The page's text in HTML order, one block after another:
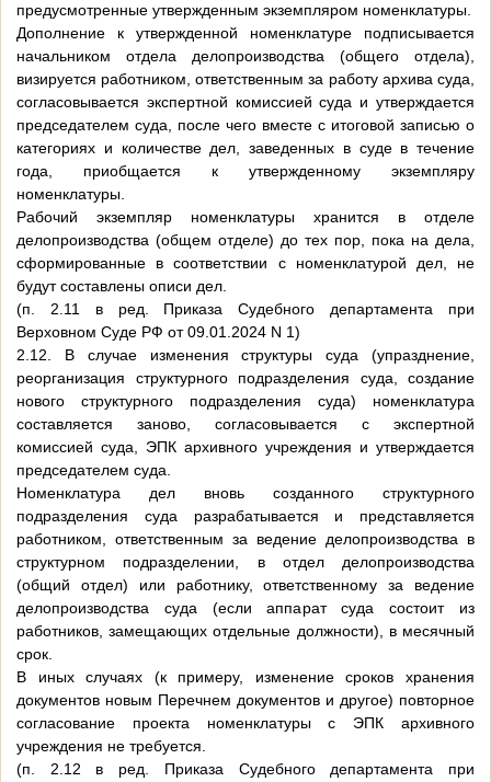
предусмотренные утвержденным экземпляром номенклатуры.
Дополнение к утвержденной номенклатуре подписывается
начальником отдела делопроизводства (общего отдела),
визируется работником, ответственным за работу архива суда,
согласовывается экспертной комиссией суда и утверждается
председателем суда, после чего вместе с итоговой записью о
категориях и количестве дел, заведенных в суде в течение
года, приобщается к утвержденному экземпляру
номенклатуры.
Рабочий экземпляр номенклатуры хранится в отделе
делопроизводства (общем отделе) до тех пор, пока на дела,
сформированные в соответствии с номенклатурой дел, не
будут составлены описи дел.
(п. 2.11 в ред. Приказа Судебного департамента при
Верховном Суде РФ от 09.01.2024 N 1)
2.12. В случае изменения структуры суда (упразднение,
реорганизация структурного подразделения суда, создание
нового структурного подразделения суда) номенклатура
составляется заново, согласовывается с экспертной
комиссией суда, ЭПК архивного учреждения и утверждается
председателем суда.
Номенклатура дел вновь созданного структурного
подразделения суда разрабатывается и представляется
работником, ответственным за ведение делопроизводства в
структурном подразделении, в отдел делопроизводства
(общий отдел) или работнику, ответственному за ведение
делопроизводства суда (если аппарат суда состоит из
работников, замещающих отдельные должности), в месячный
срок.
В иных случаях (к примеру, изменение сроков хранения
документов новым Перечнем документов и другое) повторное
согласование проекта номенклатуры с ЭПК архивного
учреждения не требуется.
(п. 2.12 в ред. Приказа Судебного департамента при